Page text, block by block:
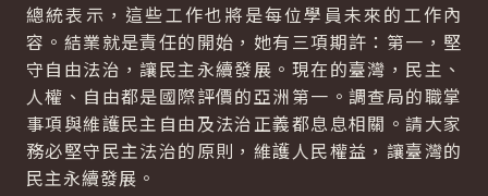
總統表示，這些工作也將是每位學員未來的工作內
容。結業就是責任的開始，她有三項期許：第一，堅
守自由法治，讓民主永續發展。現在的臺灣，民主、
人權、自由都是國際評價的亞洲第一。調查局的職掌
事項與維護民主自由及法治正義都息息相關。請大家
務必堅守民主法治的原則，維護人民權益，讓臺灣的
民主永續發展。